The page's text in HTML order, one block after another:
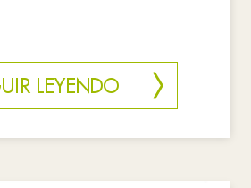
LEYENDO